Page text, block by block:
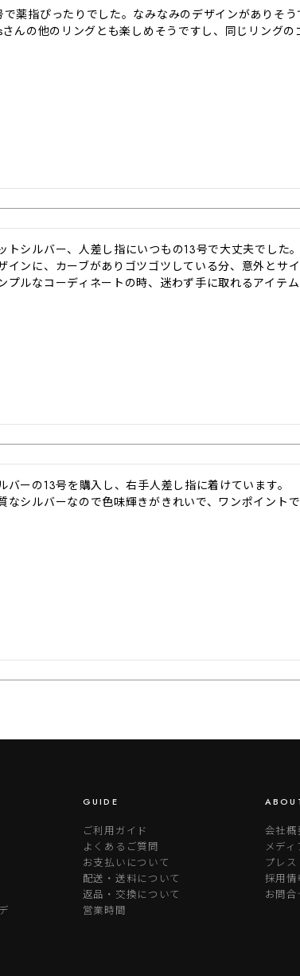
で薬指ぴったりでした。なみなみのデザインがありそ
さんの他のリングとも楽しめそうですし、同じリングの
トシルバー、人差し指にいつもの13号で大丈夫でした。
インに、カーブがありゴツゴツしている分、意外とサ
プルなコーディネートの時、迷わず手に取れるアイテ
バーの13号を購入し、右手人差し指に着けています。
なシルバーなので色味輝きがきれいで、ワンポイント
GUIDE
ご利用ガイド
よくあるご質問
お支払いについて
配送・送料について
返品・交換について
営業時間
会社概
メデ
プレ
採用情
お問合